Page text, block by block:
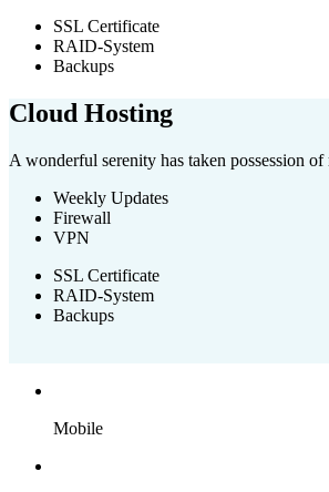
SSL Certificate
RAID-System
Backups
Cloud Hosting
A wonderful serenity has taken possession
Weekly Updates
Firewall
VPN
SSL Certificate
RAID-System
Backups
Mobile